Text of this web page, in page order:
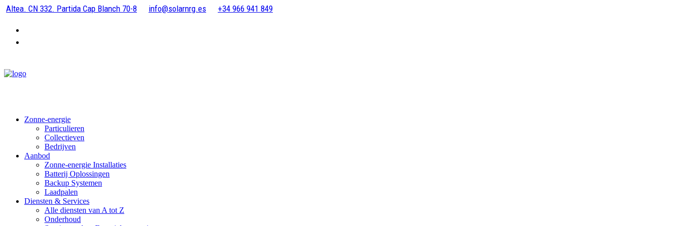
Altea. CN 332. Partida Cap Blanch 70-8 info@solarnrg.es +34 966 941 849
Zonne-energie
Particulieren
Collectieven
Bedrijven
Aanbod
Zonne-energie Installaties
Batterij Oplossingen
Backup Systemen
Laadpalen
Diensten & Services
Alle diensten van A tot Z
Onderhoud